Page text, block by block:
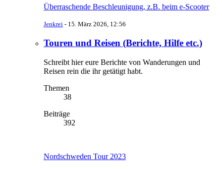
Überraschende Beschleunigung, z.B. beim e-Scooter
Jenkrei - 15. März 2026, 12:56
Touren und Reisen (Berichte, Hilfe etc.)
Schreibt hier eure Berichte von Wanderungen und
Reisen rein die ihr getätigt habt.
Themen
38
Beiträge
392
Nordschweden Tour 2023